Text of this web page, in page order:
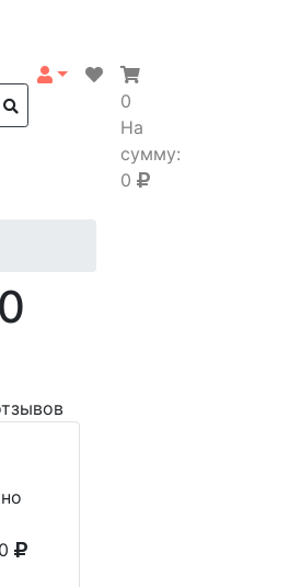
0
На
сумму:
0
0